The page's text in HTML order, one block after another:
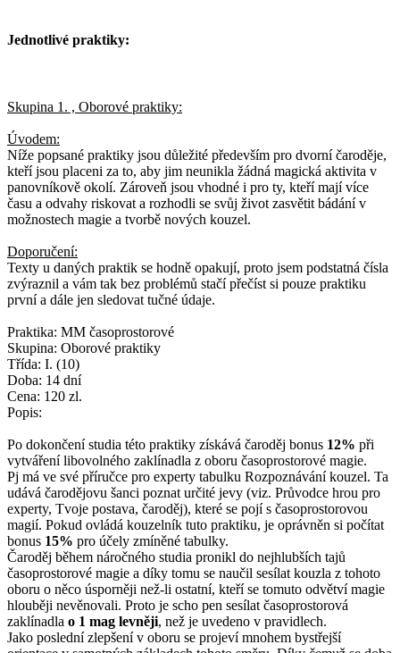
Jednotlivé praktiky:
Skupina 1. , Oborové praktiky:
Úvodem:
Níže popsané praktiky jsou důležité především pro dvorní čaroděje,
kteří jsou placeni za to, aby jim neunikla žádná magická aktivita v
panovníkově okolí. Zároveň jsou vhodné i pro ty, kteří mají více
času a odvahy riskovat a rozhodli se svůj život zasvětit bádání v
možnostech magie a tvorbě nových kouzel.
Doporučení:
Texty u daných praktik se hodně opakují, proto jsem podstatná čísla
zvýraznil a vám tak bez problémů stačí přečíst si pouze praktiku
první a dále jen sledovat tučné údaje.
Praktika: MM časoprostorové
Skupina: Oborové praktiky
Třída: I. (10)
Doba: 14 dní
Cena: 120 zl.
Popis:
Po dokončení studia této praktiky získává čaroděj bonus 12% při
vytváření libovolného zaklínadla z oboru časoprostorové magie.
Pj má ve své příručce pro experty tabulku Rozpoznávání kouzel. Ta
udává čarodějovu šanci poznat určité jevy (viz. Průvodce hrou pro
experty, Tvoje postava, čaroděj), které se pojí s časoprostorovou
magií. Pokud ovládá kouzelník tuto praktiku, je oprávněn si počítat
bonus 15% pro účely zmíněné tabulky.
Čaroděj během náročného studia pronikl do nejhlubších tajů
časoprostorové magie a díky tomu se naučil sesílat kouzla z tohoto
oboru o něco úsporněji než-li ostatní, kteří se tomuto odvětví magie
hlouběji nevěnovali. Proto je scho pen sesílat časoprostorová
zaklínadla o 1 mag levněji, než je uvedeno v pravidlech.
Jako poslední zlepšení v oboru se projeví mnohem bystřejší